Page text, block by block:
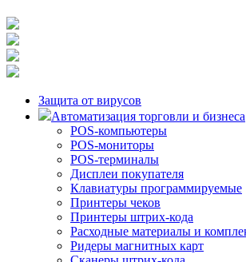
Защита от вирусов
Автоматизация торговли и бизнеса
POS-компьютеры
POS-мониторы
POS-терминалы
Дисплеи покупателя
Клавиатуры программируемые
Принтеры чеков
Принтеры штрих-кода
Расходные материалы и
Ридеры магнитных карт